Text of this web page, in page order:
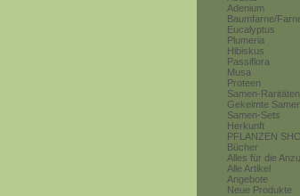
Adenium
Baumfarne/
Eucalyptus
Plumeria
Hibiskus
Passiflora
Musa
Proteen
Samen-Raritäten
Gekeimte Samen
Samen-Sets
Herkunft
PFLANZEN
Bücher
Alles für die
Alle Artikel
Angebote
Neue Produkte